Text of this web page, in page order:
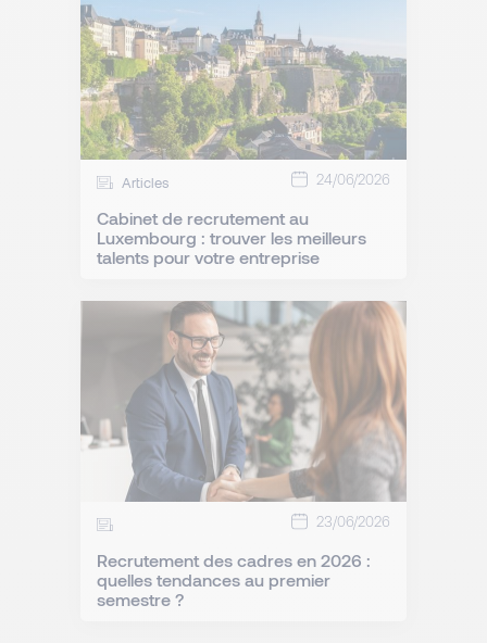
Articles 24/06/2026
Cabinet de recrutement au
Luxembourg : trouver les meilleurs
talents pour votre entreprise
23/06/2026
Recrutement des cadres en 2026 :
quelles tendances au premier
semestre ?